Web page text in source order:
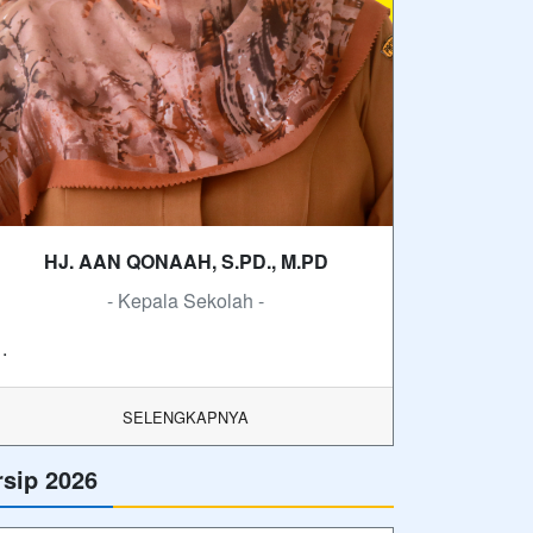
HJ. AAN QONAAH, S.PD., M.PD
- Kepala Sekolah -
.
SELENGKAPNYA
2026